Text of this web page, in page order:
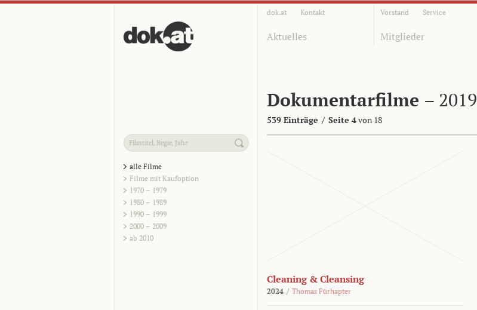
dok.at Kontakt Vorstand Service
Aktuelles Mitglieder
Dokumentarfilme – 2019
539 Einträge / Seite 4von 18
alle Filme
Filme mit Kaufoption
1970 – 1979
1980 – 1989
1990 – 1999
2000 – 2009
ab 2010
Cleaning & Cleansing
2024 / Thomas Fürhapter